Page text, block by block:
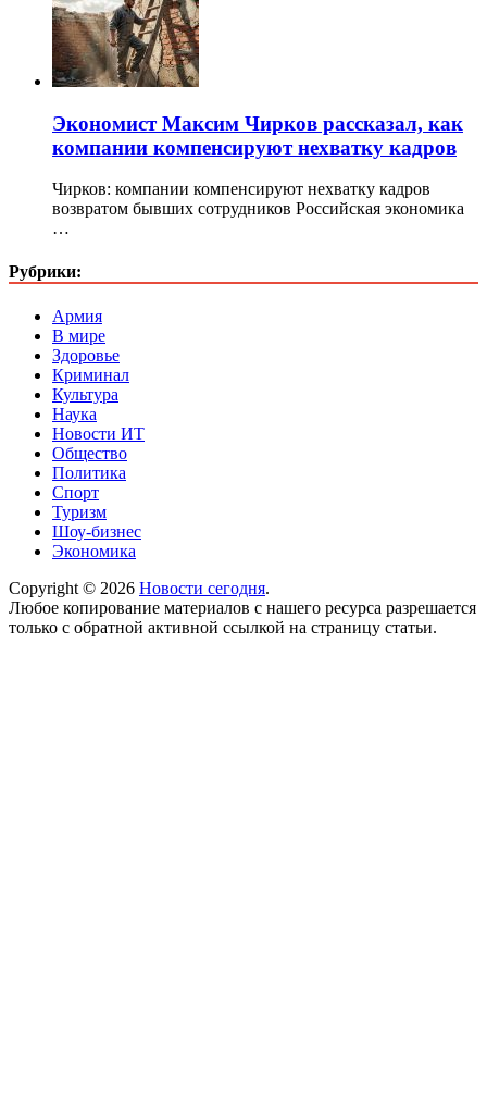
Экономист Максим Чирков рассказал, как
компании компенсируют нехватку кадров
Чирков: компании компенсируют нехватку кадров
возвратом бывших сотрудников Российская экономика
…
Рубрики:
Армия
В мире
Здоровье
Криминал
Культура
Наука
Новости ИТ
Общество
Политика
Спорт
Туризм
Шоу-бизнес
Экономика
Copyright © 2026 Новости сегодня.
Любое копирование материалов с нашего ресурса разрешается
только с обратной активной ссылкой на страницу статьи.